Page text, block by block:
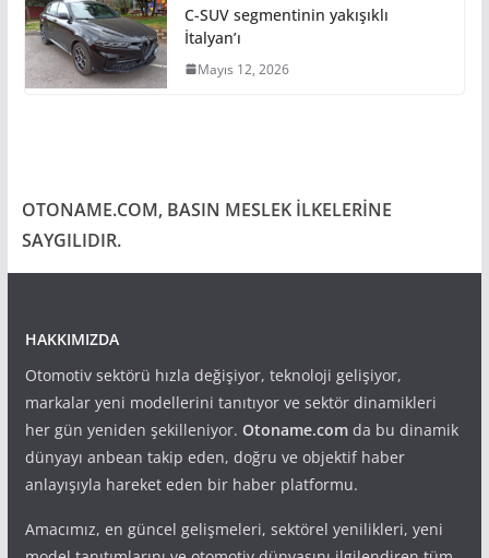
C-SUV segmentinin yakışıklı
İtalyan’ı
Mayıs 12, 2026
OTONAME.COM, BASIN MESLEK İLKELERİNE
SAYGILIDIR.
HAKKIMIZDA
Otomotiv sektörü hızla değişiyor, teknoloji gelişiyor,
markalar yeni modellerini tanıtıyor ve sektör dinamikleri
her gün yeniden şekilleniyor. Otoname.comda bu dinamik
dünyayı anbean takip eden, doğru ve objektif haber
anlayışıyla hareket eden bir haber platformu.
Amacımız, en güncel gelişmeleri, sektörel yenilikleri, yeni